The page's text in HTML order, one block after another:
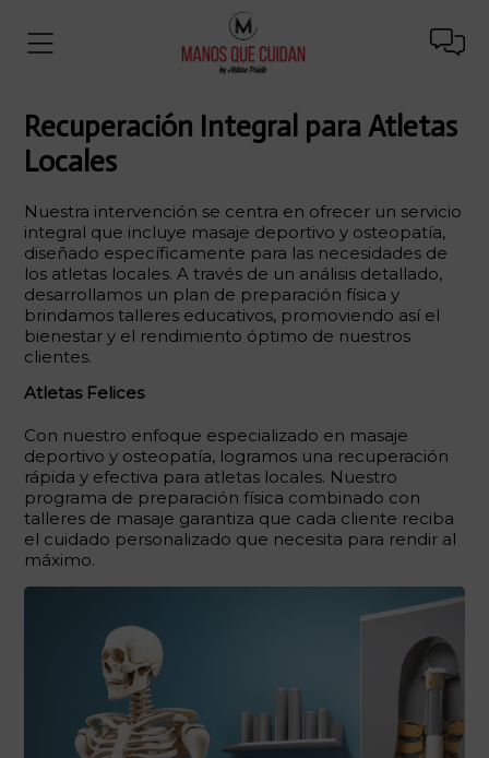
Recuperación Integral para Atletas
Locales
Nuestra intervención se centra en ofrecer un servicio
integral que incluye masaje deportivo y osteopatía,
diseñado específicamente para las necesidades de
los atletas locales. A través de un análisis detallado,
desarrollamos un plan de preparación física y
brindamos talleres educativos, promoviendo así el
bienestar y el rendimiento óptimo de nuestros
clientes.
Atletas Felices
Con nuestro enfoque especializado en masaje
deportivo y osteopatía, logramos una recuperación
rápida y efectiva para atletas locales. Nuestro
programa de preparación física combinado con
talleres de masaje garantiza que cada cliente reciba
el cuidado personalizado que necesita para rendir al
máximo.